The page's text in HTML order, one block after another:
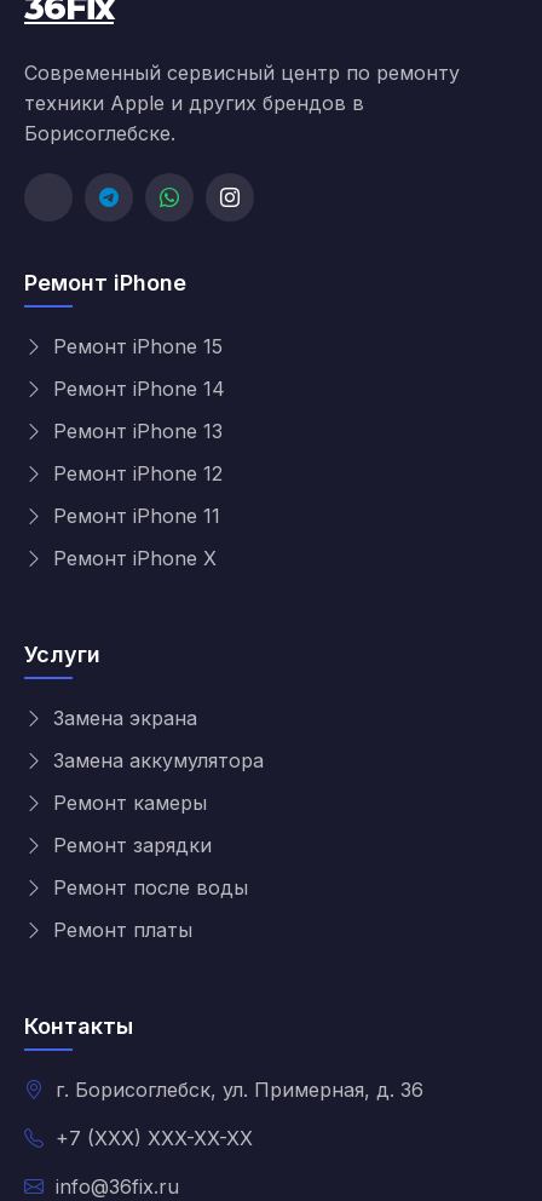
Современный сервисный центр по ремонту
техники Apple и других брендов в
Борисоглебске.
Ремонт iPhone
Ремонт iPhone 15
Ремонт iPhone 14
Ремонт iPhone 13
Ремонт iPhone 12
Ремонт iPhone 11
Ремонт iPhone X
Услуги
Замена экрана
Замена аккумулятора
Ремонт камеры
Ремонт зарядки
Ремонт после воды
Ремонт платы
Контакты
г. Борисоглебск, ул. Примерная, д. 36
+7 (XXX) XXX-XX-XX
info@36fix.ru